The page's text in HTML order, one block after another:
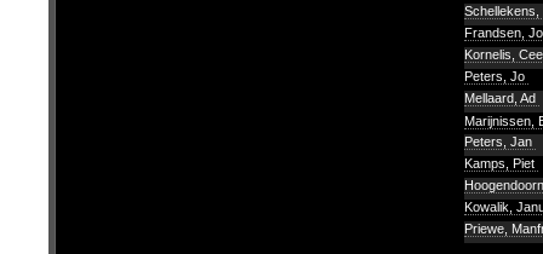
Frandsen,
Kornelis,
Peters, Jo
Mellaard, Ad
Marijnissen,
Peters, Jan
Kamps, Piet
Kowalik,
Priewe,